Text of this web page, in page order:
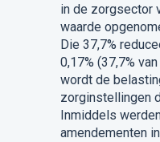
in de zorgsector
waarde
Die 37,7%
0,17% (37,7%
wordt de
zorginstellingen
Inmiddels
amendementen